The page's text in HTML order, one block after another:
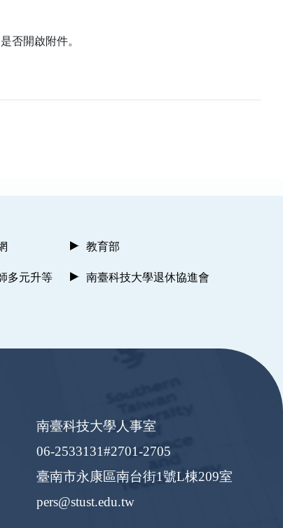
否開啟附件。
教育部
多元升等
南臺科技大學退休協進會
南臺科技大學人事室
06-2533131#2701-2705
臺南市永康區南台街1號L棟209室
pers@stust.edu.tw